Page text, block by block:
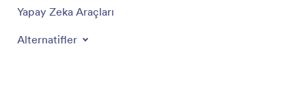
Yapay Zeka Araçları
Alternatifler